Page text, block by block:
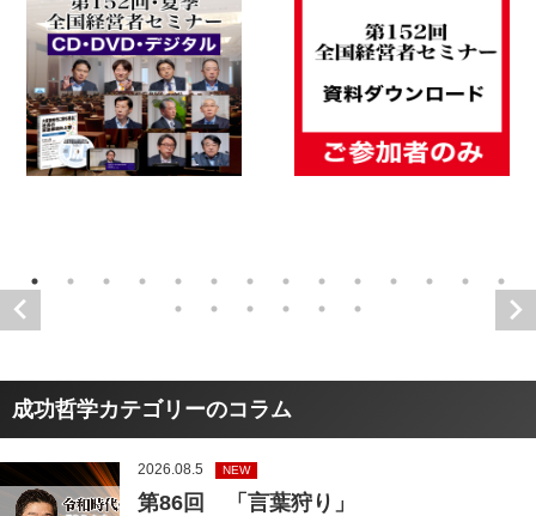
成功哲学カテゴリーのコラム
2026.08.5 NEW
第86回 「言葉狩り」